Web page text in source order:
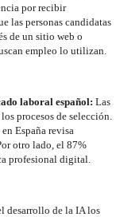
por recibir
las personas candidatas
de un sitio web o
empleo lo utilizan.
laboral español: Las
procesos de selección.
España revisa
otro lado, el 87%
profesional digital.
desarrollo de la IA los